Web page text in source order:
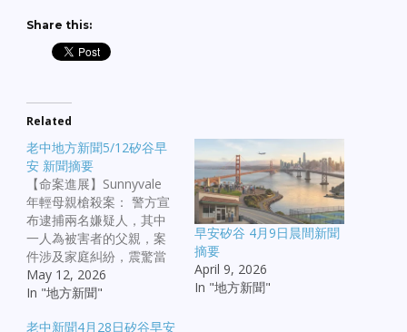
Share this:
Related
老中地方新聞5/12矽谷早
安 新聞摘要
【命案進展】Sunnyvale
年輕母親槍殺案： 警方宣
布逮捕兩名嫌疑人，其中
一人為被害者的父親，案
件涉及家庭糾紛，震驚當
地社區。 【司法正義】舊
金山華裔老街遇刺案： 地
May 12, 2026
In "地方新聞"
早安矽谷 4月9日晨間新聞
摘要
April 9, 2026
In "地方新聞"
老中新聞4月28日矽谷早安